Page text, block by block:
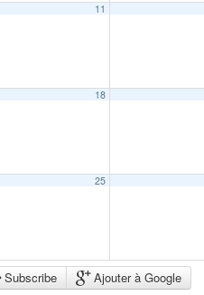
11
18
25
Subscribe Ajouter à Google